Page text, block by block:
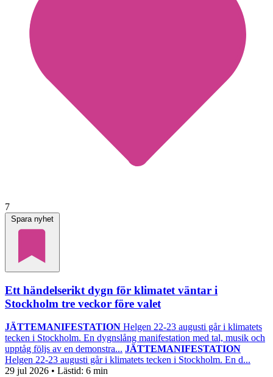
7
Spara nyhet
Ett händelserikt dygn för klimatet väntar i
Stockholm tre veckor före valet
JÄTTEMANIFESTATION Helgen 22-23 augusti går i klimatets
tecken i Stockholm. En dygnslång manifestation med tal, musik och
upptåg följs av en demonstra... JÄTTEMANIFESTATION
Helgen 22-23 augusti går i klimatets tecken i Stockholm. En d...
29 jul 2026 • Lästid: 6 min